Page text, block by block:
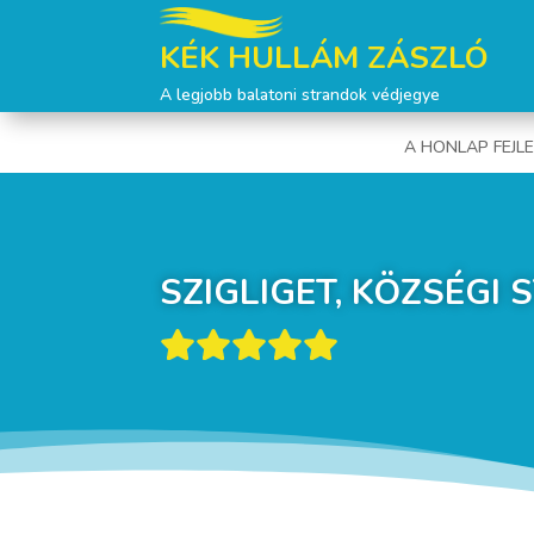
KÉK HULLÁM ZÁSZLÓ
A legjobb balatoni strandok védjegye
A HONLAP
SZIGLIGET, KÖZSÉGI